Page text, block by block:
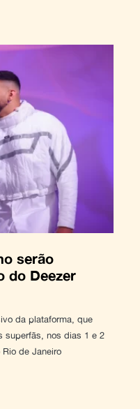
serão
do Deezer
da plataforma, que
superfãs, nos dias 1 e 2
de Janeiro